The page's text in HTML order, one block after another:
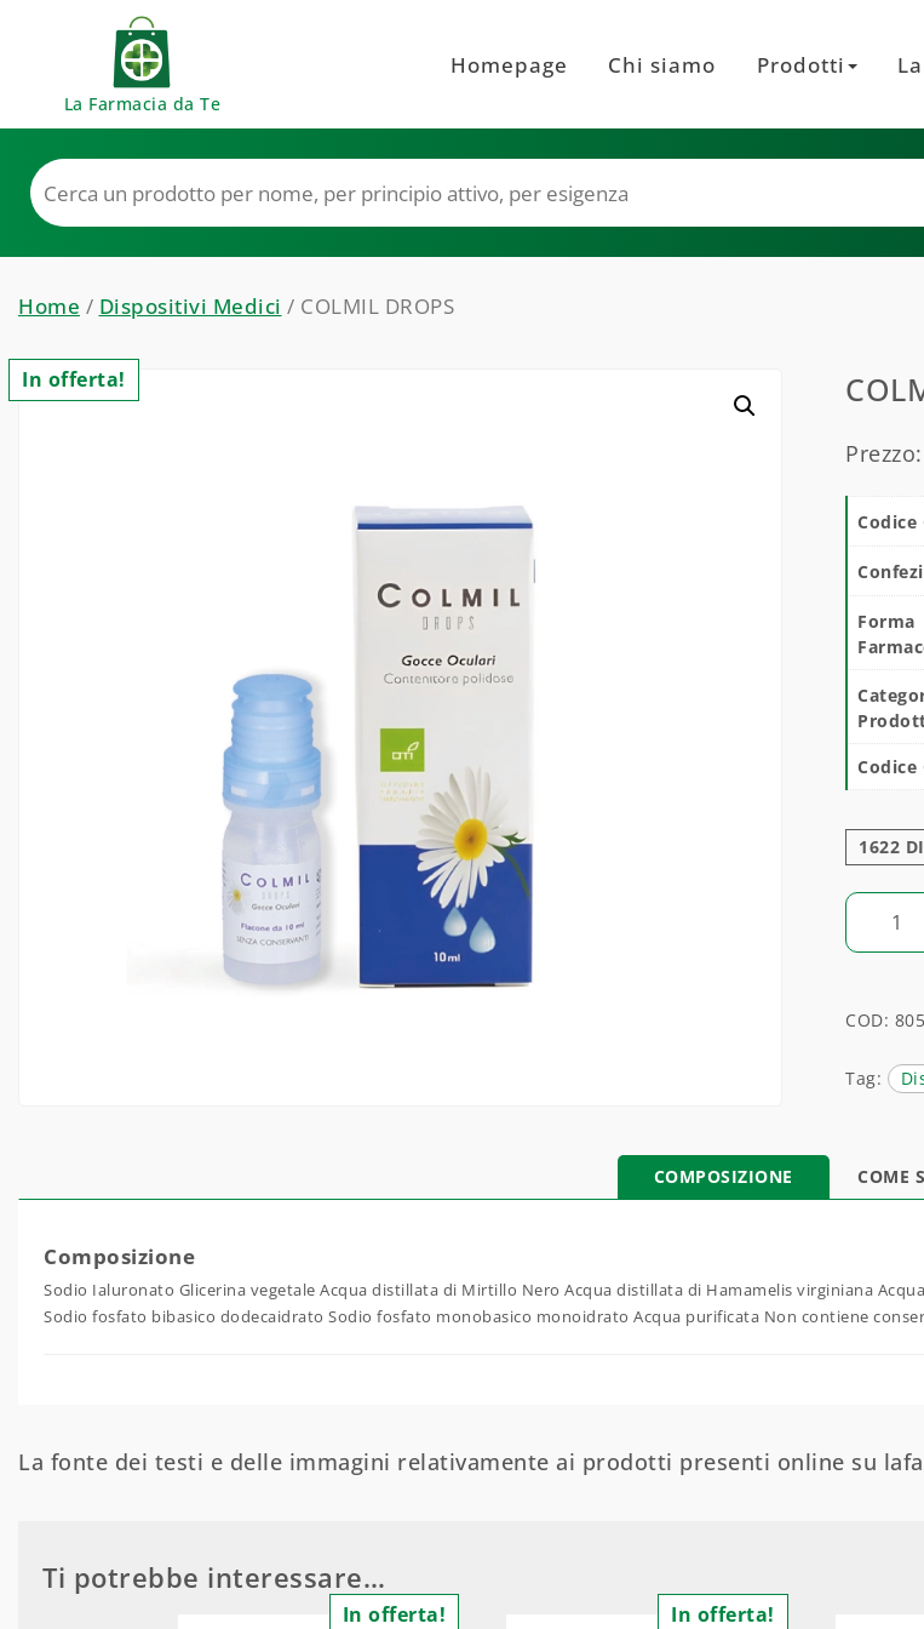
La Farmacia da Te
Homepage Chi siamo Prodotti
Home / Dispositivi Medici / COLMIL DROPS
In offerta!
Codice
Forma
Codice
1622
COLMIL
COD:
Tag:
COMPOSIZIONE COME
Composizione
Sodio Ialuronato Glicerina vegetale Acqua distillata di Mirtillo Nero Acqua distillata di Hamamelis virginiana
Sodio fosfato bibasico dodecaidrato Sodio fosfato monobasico monoidrato Acqua purificata Non contiene
La fonte dei testi e delle immagini relativamente ai prodotti presenti online su
Ti potrebbe interessare…
In offerta! In offerta!